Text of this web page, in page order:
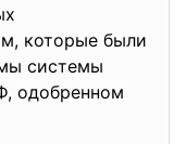
которые были
системы
одобренном